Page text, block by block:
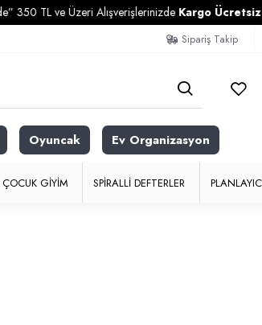
350 TL ve Üzeri AlışverişlerinizdeKargo Ücretsiz
Sipariş Takip
Oyuncak Ev Organizasyon
ÇOCUK GIYIM SPIRALLI DEFTERLER